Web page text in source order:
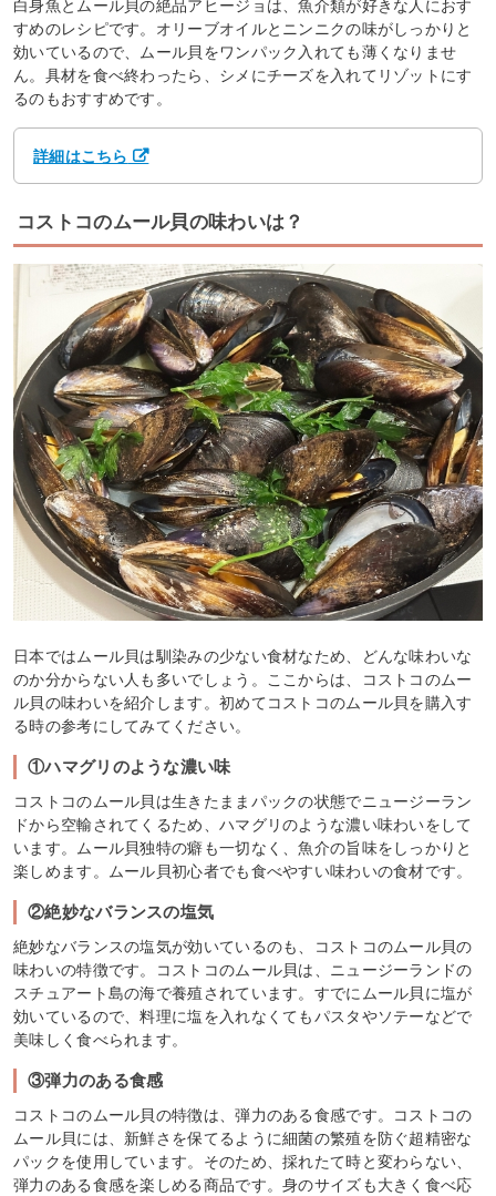
白身魚とムール貝の絶品アヒージョは、魚介類が好きな人におす
すめのレシピです。オリーブオイルとニンニクの味がしっかりと
効いているので、ムール貝をワンパック入れても薄くなりませ
ん。具材を食べ終わったら、シメにチーズを入れてリゾットにす
るのもおすすめです。
詳細はこちら
コストコのムール貝の味わいは？
日本ではムール貝は馴染みの少ない食材なため、どんな味わいな
のか分からない人も多いでしょう。ここからは、コストコのムー
ル貝の味わいを紹介します。初めてコストコのムール貝を購入す
る時の参考にしてみてください。
①ハマグリのような濃い味
コストコのムール貝は生きたままパックの状態でニュージーラン
ドから空輸されてくるため、ハマグリのような濃い味わいをして
います。ムール貝独特の癖も一切なく、魚介の旨味をしっかりと
楽しめます。ムール貝初心者でも食べやすい味わいの食材です。
②絶妙なバランスの塩気
絶妙なバランスの塩気が効いているのも、コストコのムール貝の
味わいの特徴です。コストコのムール貝は、ニュージーランドの
スチュアート島の海で養殖されています。すでにムール貝に塩が
効いているので、料理に塩を入れなくてもパスタやソテーなどで
美味しく食べられます。
③弾力のある食感
コストコのムール貝の特徴は、弾力のある食感です。コストコの
ムール貝には、新鮮さを保てるように細菌の繁殖を防ぐ超精密な
パックを使用しています。そのため、採れたて時と変わらない、
弾力のある食感を楽しめる商品です。身のサイズも大きく食べ応